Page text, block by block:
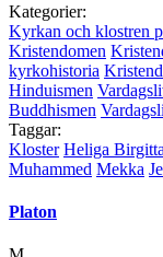
Kategorier:
Kyrkan och klostren
Kristendomen
kyrkohistoria
Hinduismen
Buddhismen
Taggar:
Kloster Heliga Birgitta
Muhammed Mekka
Platon